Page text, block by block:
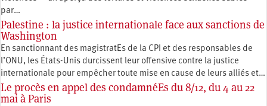
par…
Palestine : la justice internationale face aux sanctions de
Washington
En sanctionnant des magistratEs de la CPI et des responsables de
l’ONU, les États-Unis durcissent leur offensive contre la justice
internationale pour empêcher toute mise en cause de leurs alliés et…
Le procès en appel des condamnéEs du 8/12, du 4 au 22
mai à Paris